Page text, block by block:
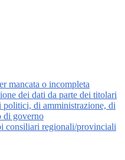
mancata o incompleta
dei dati da parte dei titolari
politici, di amministrazione, di
di governo
consiliari regionali/provinciali